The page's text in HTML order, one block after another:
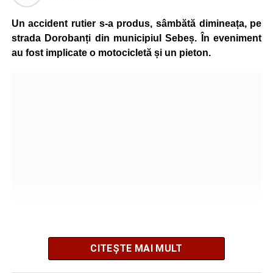
îngrijiri medicale de specialitate.
Motociclistul a fost testat cu aparatul etilotest, rezultatul
Un accident rutier s-a produs, sâmbătă dimineața, pe
strada Dorobanți din municipiul Sebeș. În eveniment
au fost implicate o motocicletă și un pieton.
Potrivit informațiilor transmise de pompieri, o femeie de 66
CITEȘTE MAI MULT